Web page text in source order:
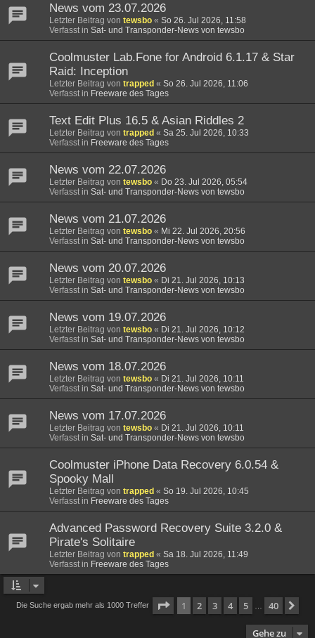
News vom 23.07.2026
Letzter Beitrag von tewsbo « So 26. Jul 2026, 11:58
Verfasst in Sat- und Transponder-News von tewsbo
Coolmuster Lab.Fone for Android 6.1.17 & Star
Raid: Inception
Letzter Beitrag von trapped « So 26. Jul 2026, 11:06
Verfasst in Freeware des Tages
Text Edit Plus 16.5 & Asian Riddles 2
Letzter Beitrag von trapped « Sa 25. Jul 2026, 10:33
Verfasst in Freeware des Tages
News vom 22.07.2026
Letzter Beitrag von tewsbo « Do 23. Jul 2026, 05:54
Verfasst in Sat- und Transponder-News von tewsbo
News vom 21.07.2026
Letzter Beitrag von tewsbo « Mi 22. Jul 2026, 20:56
Verfasst in Sat- und Transponder-News von tewsbo
News vom 20.07.2026
Letzter Beitrag von tewsbo « Di 21. Jul 2026, 10:13
Verfasst in Sat- und Transponder-News von tewsbo
News vom 19.07.2026
Letzter Beitrag von tewsbo « Di 21. Jul 2026, 10:12
Verfasst in Sat- und Transponder-News von tewsbo
News vom 18.07.2026
Letzter Beitrag von tewsbo « Di 21. Jul 2026, 10:11
Verfasst in Sat- und Transponder-News von tewsbo
News vom 17.07.2026
Letzter Beitrag von tewsbo « Di 21. Jul 2026, 10:11
Verfasst in Sat- und Transponder-News von tewsbo
Coolmuster iPhone Data Recovery 6.0.54 &
Spooky Mall
Letzter Beitrag von trapped « So 19. Jul 2026, 10:45
Verfasst in Freeware des Tages
Advanced Password Recovery Suite 3.2.0 &
Pirate's Solitaire
Letzter Beitrag von trapped « Sa 18. Jul 2026, 11:49
Verfasst in Freeware des Tages
Die Suche ergab mehr als 1000 Treffer Seite 1von 40
1 2 3 4 5 40
Gehe zu